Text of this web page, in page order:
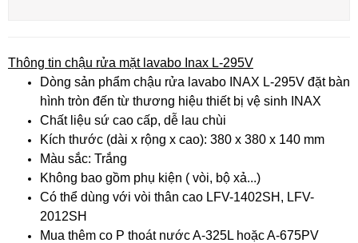
Thông tin chậu rửa mặt lavabo Inax L-295V
Dòng sản phẩm chậu rửa lavabo INAX L-295V đặt bàn
hình tròn đến từ thương hiệu thiết bị vệ sinh INAX
Chất liệu sứ cao cấp, dễ lau chùi
Kích thước (dài x rộng x cao): 380 x 380 x 140 mm
Màu sắc: Trắng
Không bao gồm phụ kiện ( vòi, bộ xả...)
Có thể dùng với vòi thân cao LFV-1402SH, LFV-
2012SH
Mua thêm co P thoát nước A-325L hoặc A-675PV